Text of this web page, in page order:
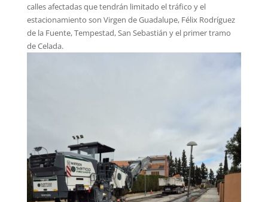
calles afectadas que tendrán limitado el tráfico y el
estacionamiento son Virgen de Guadalupe, Félix Rodríguez
de la Fuente, Tempestad, San Sebastián y el primer tramo
de Celada.